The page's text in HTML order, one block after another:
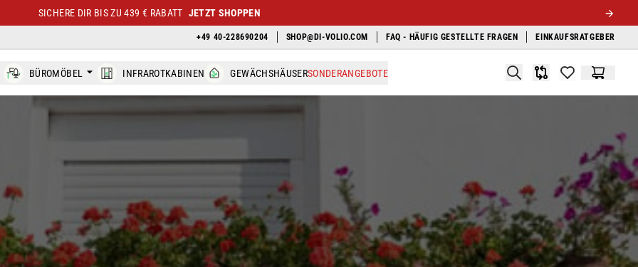
SICHERE DIR BIS ZU 439 € RABATT JETZT SHOPPEN
+49 40-228690204 SHOP@DI-VOLIO.COM FAQ - HÄUFIG GESTELLTE FRAGEN EINKAUFSRATGEBER
BÜROMÖBEL INFRAROTKABINEN GEWÄCHSHÄUSERSONDERANGEBOTE SearchProdukt-items in